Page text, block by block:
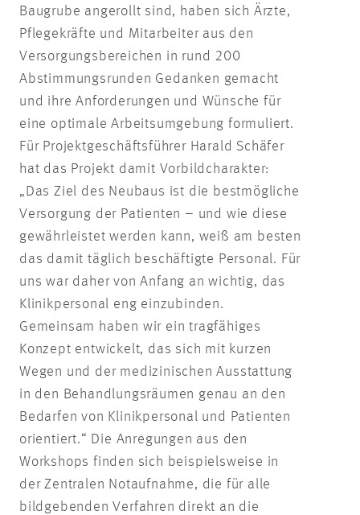
Baugrube angerollt sind, haben sich Ärzte,
Pflegekräfte und Mitarbeiter aus den
Versorgungsbereichen in rund 200
Abstimmungsrunden Gedanken gemacht
und ihre Anforderungen und Wünsche für
eine optimale Arbeitsumgebung formuliert.
Für Projektgeschäftsführer Harald Schäfer
hat das Projekt damit Vorbildcharakter:
„Das Ziel des Neubaus ist die bestmögliche
Versorgung der Patienten – und wie diese
gewährleistet werden kann, weiß am besten
das damit täglich beschäftigte Personal. Für
uns war daher von Anfang an wichtig, das
Klinikpersonal eng einzubinden.
Gemeinsam haben wir ein tragfähiges
Konzept entwickelt, das sich mit kurzen
Wegen und der medizinischen Ausstattung
in den Behandlungsräumen genau an den
Bedarfen von Klinikpersonal und Patienten
orientiert.“ Die Anregungen aus den
Workshops finden sich beispielsweise in
der Zentralen Notaufnahme, die für alle
bildgebenden Verfahren direkt an die